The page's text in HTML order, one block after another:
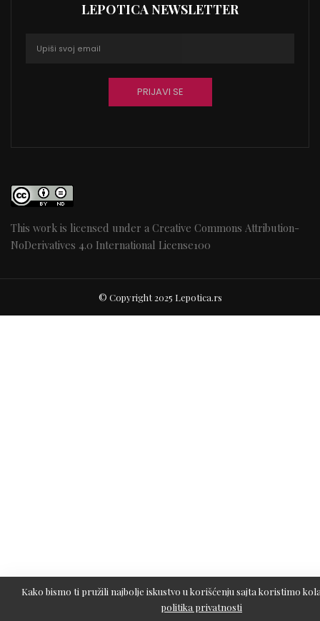
LEPOTICA NEWSLETTER
This work is licensed under a Creative Commons Attribution-
NoDerivatives 4.0 International License100
© Copyright 2025 Lepotica.rs
Kako bismo ti pružili najbolje iskustvo u korišćenju sajta koristimo
politika privatnosti